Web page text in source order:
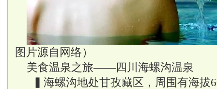
图片源自网络）
美食温泉之旅——四川海螺沟温泉
▍海螺沟地处甘孜藏区，周围有海拔